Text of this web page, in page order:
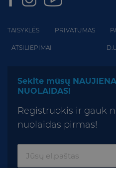
TAISYKLĖS PRIVATUMAS
ATSILIEPIMAI
Sekite mūsų
NUOLAIDAS!
Registruokis ir gauk
nuolaidas pirmas!